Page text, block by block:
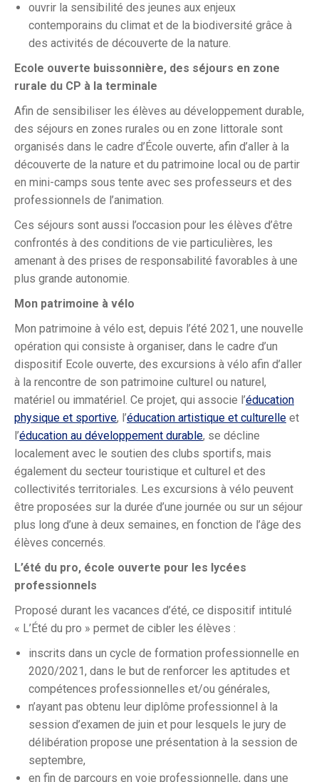
ouvrir la sensibilité des jeunes aux enjeux
contemporains du climat et de la biodiversité grâce à
des activités de découverte de la nature.
Ecole ouverte buissonnière, des séjours en zone
rurale du CP à la terminale
Afin de sensibiliser les élèves au développement durable,
des séjours en zones rurales ou en zone littorale sont
organisés dans le cadre d’École ouverte, afin d’aller à la
découverte de la nature et du patrimoine local ou de partir
en mini-camps sous tente avec ses professeurs et des
professionnels de l’animation.
Ces séjours sont aussi l’occasion pour les élèves d’être
confrontés à des conditions de vie particulières, les
amenant à des prises de responsabilité favorables à une
plus grande autonomie.
Mon patrimoine à vélo
Mon patrimoine à vélo est, depuis l’été 2021, une nouvelle
opération qui consiste à organiser, dans le cadre d’un
dispositif Ecole ouverte, des excursions à vélo afin d’aller
à la rencontre de son patrimoine culturel ou naturel,
matériel ou immatériel. Ce projet, qui associe l’éducation
physique et sportive, l’éducation artistique et culturelle et
l’éducation au développement durable, se décline
localement avec le soutien des clubs sportifs, mais
également du secteur touristique et culturel et des
collectivités territoriales. Les excursions à vélo peuvent
être proposées sur la durée d’une journée ou sur un séjour
plus long d’une à deux semaines, en fonction de l’âge des
élèves concernés.
L’été du pro, école ouverte pour les lycées
professionnels
Proposé durant les vacances d’été, ce dispositif intitulé
« L’Été du pro » permet de cibler les élèves :
inscrits dans un cycle de formation professionnelle en
2020/2021, dans le but de renforcer les aptitudes et
compétences professionnelles et/ou générales,
n’ayant pas obtenu leur diplôme professionnel à la
session d’examen de juin et pour lesquels le jury de
délibération propose une présentation à la session de
septembre,
en fin de parcours en voie professionnelle, dans une